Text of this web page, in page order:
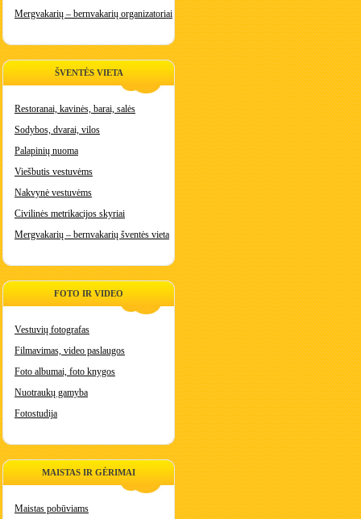
Mergvakarių – bernvakarių organizatoriai
ŠVENTĖS VIETA
Restoranai, kavinės, barai, salės
Sodybos, dvarai, vilos
Palapinių nuoma
Viešbutis vestuvėms
Nakvynė vestuvėms
Civilinės metrikacijos skyriai
Mergvakarių – bernvakarių šventės vieta
FOTO IR VIDEO
Vestuvių fotografas
Filmavimas, video paslaugos
Foto albumai, foto knygos
Nuotraukų gamyba
Fotostudija
MAISTAS IR GĖRIMAI
Maistas pobūviams